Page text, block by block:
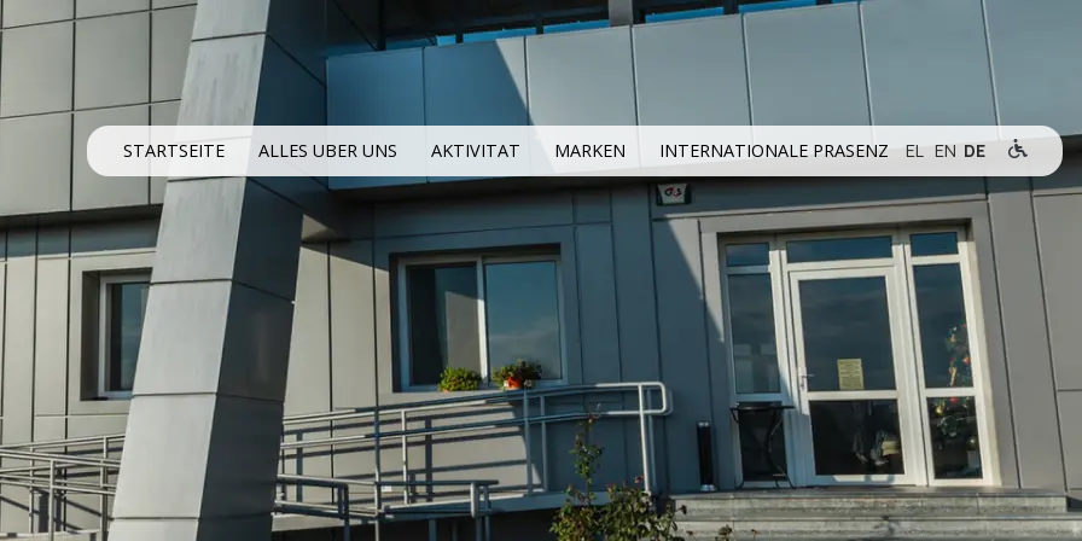
STARTSEITE ALLES UBER UNS AKTIVITAT MARKEN INTERNATIONALE PRASENZ EL EN DE